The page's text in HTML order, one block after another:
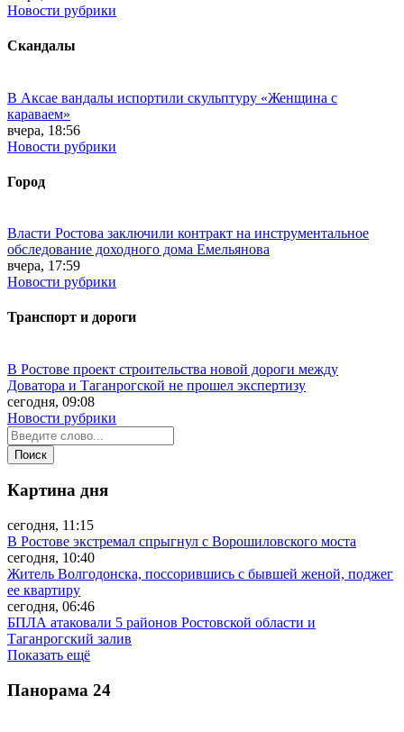
Новости рубрики
Скандалы
В Аксае вандалы испортили скульптуру «Женщина с
караваем»
вчера, 18:56
Новости рубрики
Город
Власти Ростова заключили контракт на инструментальное
обследование доходного дома Емельянова
вчера, 17:59
Новости рубрики
Транспорт и дороги
В Ростове проект строительства новой дороги между
Доватора и Таганрогской не прошел экспертизу
сегодня, 09:08
Новости рубрики
Картина дня
сегодня, 11:15
В Ростове экстремал спрыгнул с Ворошиловского моста
сегодня, 10:40
Житель Волгодонска, поссорившись с бывшей женой, поджег
ее квартиру
сегодня, 06:46
БПЛА атаковали 5 районов Ростовской области и
Таганрогский залив
Показать ещё
Панорама 24